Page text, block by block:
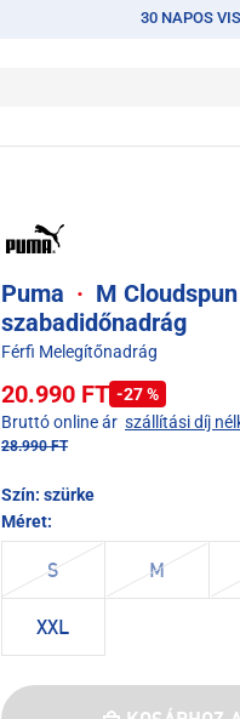
30 NAPOS
Puma · M
szabadidőnadrág
Férfi Melegítőnadrág
20.990 FT -27 %
Bruttó online ár szállítási díj
28.990 FT
Szín: szürke
Méret:
S M
XXL